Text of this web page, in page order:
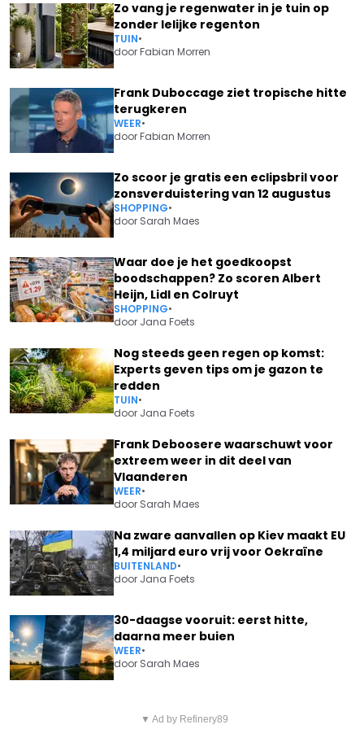
Zo vang je regenwater in je tuin op
zonder lelijke regenton
TUIN•
doorFabian Morren
Frank Duboccage ziet tropische hitte
terugkeren
WEER•
doorFabian Morren
Zo scoor je gratis een eclipsbril voor
zonsverduistering van 12 augustus
SHOPPING•
door Sarah Maes
Waar doe je het goedkoopst
boodschappen? Zo scoren Albert
Heijn, Lidl en Colruyt
SHOPPING•
door Jana Foets
Nog steeds geen regen op komst:
Experts geven tips om je gazon te
redden
TUIN•
door Jana Foets
Frank Deboosere waarschuwt voor
extreem weer in dit deel van
Vlaanderen
WEER•
door Sarah Maes
Na zware aanvallen op Kiev maakt EU
1,4 miljard euro vrij voor Oekraïne
BUITENLAND•
door Jana Foets
30-daagse vooruit: eerst hitte,
daarna meer buien
WEER•
door Sarah Maes
NATHALIE MESKENS DEELT ZEER
▼ Ad by Refinery89